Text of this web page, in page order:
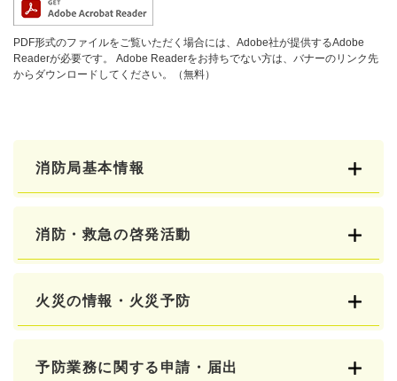
PDF形式のファイルをご覧いただく場合には、Adobe社が提供するAdobe
Readerが必要です。
Adobe Readerをお持ちでない方は、バナーのリンク先
からダウンロードしてください。（無料）
消防局基本情報
消防・救急の啓発活動
火災の情報・火災予防
予防業務に関する申請・届出